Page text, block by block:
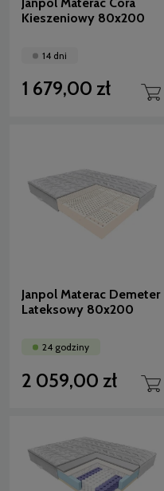
Kieszeniowy 80x200
14 dni
1 679,00 zł
Janpol Materac Demeter
Lateksowy 80x200
24 godziny
2 059,00 zł